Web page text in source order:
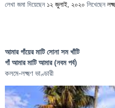
লেখা জমা দিয়েছেন ১২ জুলাই, ২০২০ লিখেছেন
আমার গাঁয়ের মাটি সোনা সম খাঁটি
গাঁ আমার মাটি আমার (নবম পর্ব)
কলমে-লক্ষ্মণ ভাণ্ডারী